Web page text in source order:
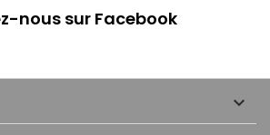
nous sur Facebook
